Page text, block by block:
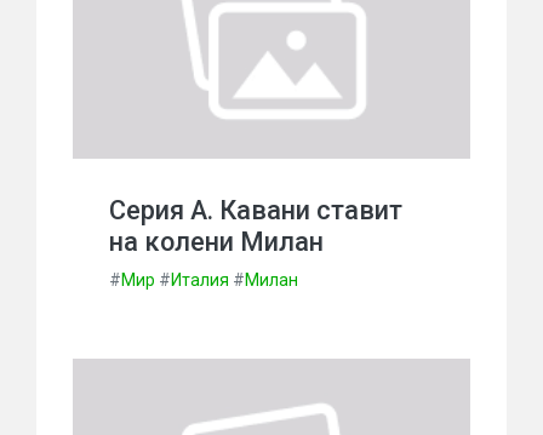
Серия А. Кавани ставит
на колени Милан
#Мир #Италия #Милан